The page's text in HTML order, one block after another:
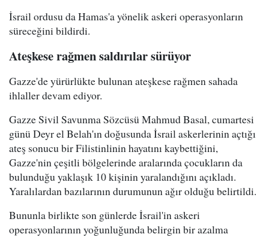
İsrail ordusu da Hamas'a yönelik askeri operasyonların
süreceğini bildirdi.
Ateşkese rağmen saldırılar sürüyor
Gazze'de yürürlükte bulunan ateşkese rağmen sahada
ihlaller devam ediyor.
Gazze Sivil Savunma Sözcüsü Mahmud Basal, cumartesi
günü Deyr el Belah'ın doğusunda İsrail askerlerinin açtığı
ateş sonucu bir Filistinlinin hayatını kaybettiğini,
Gazze'nin çeşitli bölgelerinde aralarında çocukların da
bulunduğu yaklaşık 10 kişinin yaralandığını açıkladı.
Yaralılardan bazılarının durumunun ağır olduğu belirtildi.
Bununla birlikte son günlerde İsrail'in askeri
operasyonlarının yoğunluğunda belirgin bir azalma